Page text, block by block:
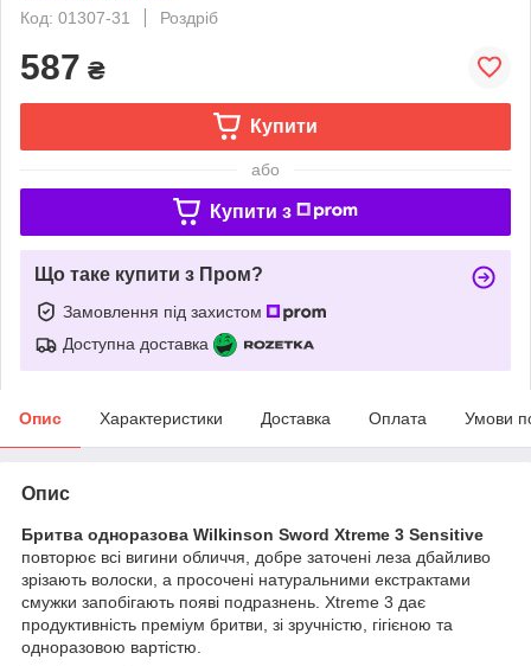
Код: 01307-31
Роздріб
587 ₴
Купити
або
Купити з
Що таке купити з Пром?
Замовлення під захистом
Доступна доставка
Опис Характеристики Доставка Оплата Умови
Опис
Бритва одноразова Wilkinson Sword Xtreme 3 Sensitive
повторює всі вигини обличчя, добре заточені леза дбайливо
зрізають волоски, а просочені натуральними екстрактами
смужки запобігають появі подразнень. Xtreme 3 дає
продуктивність преміум бритви, зі зручністю, гігієною та
одноразовою вартістю.